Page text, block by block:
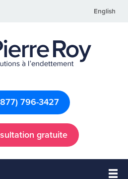
English
796-3427
gratuite